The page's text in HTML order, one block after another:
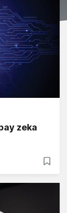
zeka